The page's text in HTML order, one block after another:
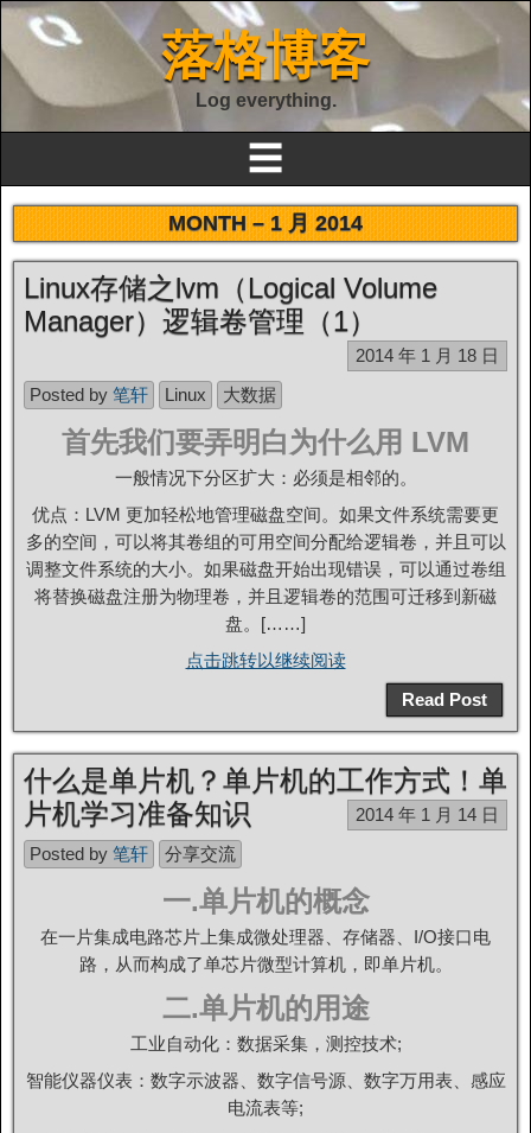
落格博客
Log everything.
☰
MONTH –1 月 2014
Linux存储之lvm（Logical Volume
Manager）逻辑卷管理（1）
2014 年 1 月 18 日
Posted by 笔轩 Linux 大数据
首先我们要弄明白为什么用 LVM
一般情况下分区扩大：必须是相邻的。
优点：LVM 更加轻松地管理磁盘空间。如果文件系统需要更
多的空间，可以将其卷组的可用空间分配给逻辑卷，并且可以
调整文件系统的大小。如果磁盘开始出现错误，可以通过卷组
将替换磁盘注册为物理卷，并且逻辑卷的范围可迁移到新磁
盘。[……]
点击跳转以继续阅读
Read Post
什么是单片机？单片机的工作方式！单
片机学习准备知识
2014 年 1 月 14 日
Posted by 笔轩 分享交流
一.单片机的概念
在一片集成电路芯片上集成微处理器、存储器、I/O接口电
路，从而构成了单芯片微型计算机，即单片机。
二.单片机的用途
工业自动化：数据采集，测控技术;
智能仪器仪表：数字示波器、数字信号源、数字万用表、感应
电流表等;